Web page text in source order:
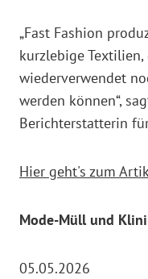
„Fast Fashion
kurzlebige
wiederverwendet
werden können“,
Berichterstatterin
Hier geht's zum
Mode-Müll und
05.05.2026